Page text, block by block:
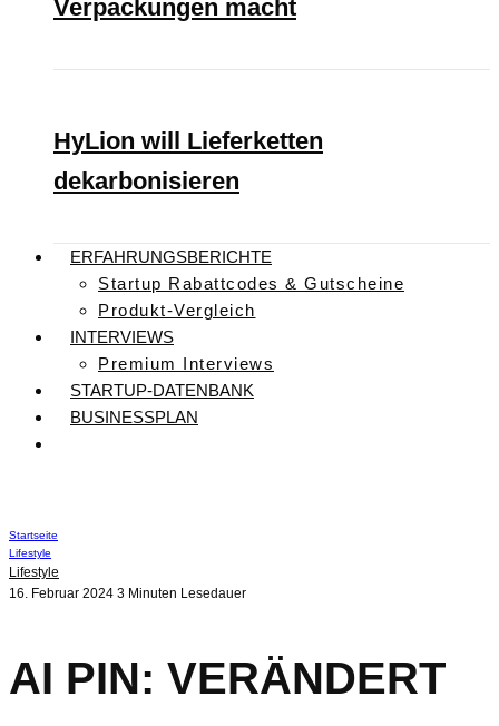
Verpackungen macht
HyLion will Lieferketten
dekarbonisieren
ERFAHRUNGSBERICHTE
Startup Rabattcodes & Gutscheine
Produkt-Vergleich
INTERVIEWS
Premium Interviews
STARTUP-DATENBANK
BUSINESSPLAN
Startseite
Lifestyle
Lifestyle
16. Februar 2024 3 Minuten Lesedauer
AI PIN: VERÄNDERT